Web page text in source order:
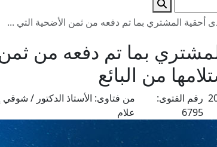
أحقية المشتري بما تم دفعه من ثمن الأضحية التي ...
بما تم دفعه من ثمن
من البائع
رقم الفتوى:
6795
من فتاوى: الأستاذ الدكتور / شوقي
علام